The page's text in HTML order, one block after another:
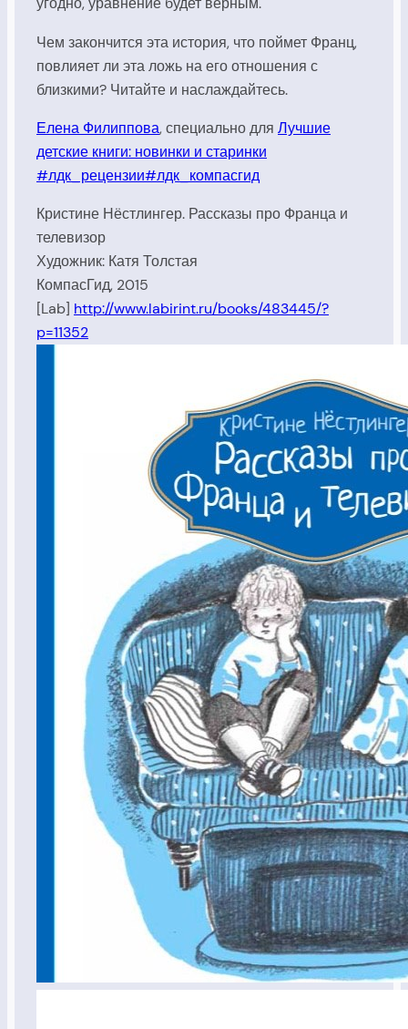
Чем закончится эта история, что поймет Франц,
повлияет ли эта ложь на его отношения с
близкими? Читайте и наслаждайтесь.
Елена Филиппова,специальнодля Лучшие
детские книги: новинки и старинки
#лдк_рецензии#лдк_компасгид
Кристине Нёстлингер. Рассказы про Франца и
телевизор
Художник: Катя Толстая
КомпасГид, 2015
[Lab] http://www.labirint.ru/books/483445/?
p=11352